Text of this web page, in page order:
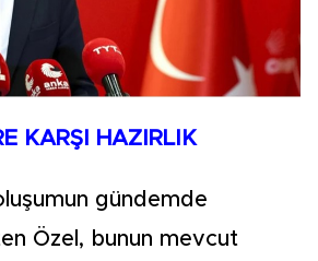
KARŞI HAZIRLIK
gündemde
Özel, bunun mevcut